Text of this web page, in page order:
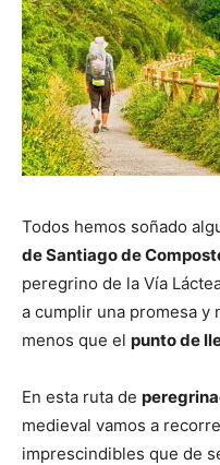
Todos hemos soñado
de Santiago de
peregrino de la Vía
a cumplir una promesa y
menos que el punto de
En esta ruta de
medieval vamos a
imprescindibles que de